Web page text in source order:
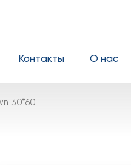
Контакты О нас
30*60